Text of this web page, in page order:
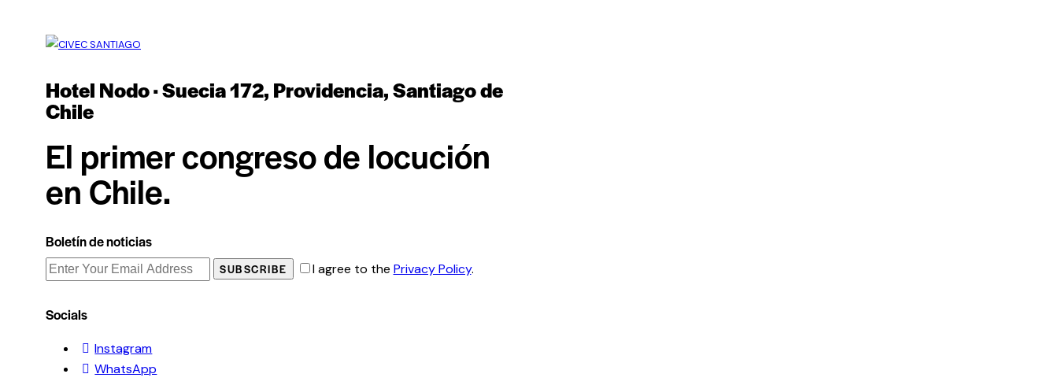
Las
se
pueden
en
la
página
de
Hotel Nodo · Suecia 172, Providencia, Santiago de
Chile
El primer congreso de locución
en Chile.
Boletín de noticias
SUBSCRIBE I agree to the Privacy Policy.
Socials
Instagram
WhatsApp